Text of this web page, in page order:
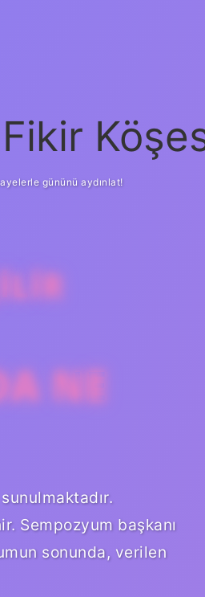
gününü aydınlat!
NE
Sempozyum başkanı
sonunda, verilen